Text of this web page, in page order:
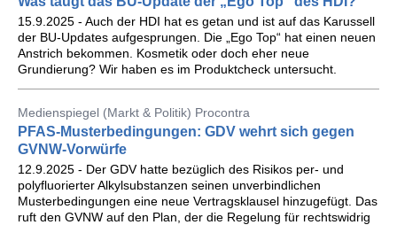
15.9.2025 - Auch der HDI hat es getan und ist auf das Karussell
der BU-Updates aufgesprungen. Die „Ego Top“ hat einen neuen
Anstrich bekommen. Kosmetik oder doch eher neue
Grundierung? Wir haben es im Produktcheck untersucht.
Medienspiegel (Markt & Politik) Procontra
PFAS-Musterbedingungen: GDV wehrt sich gegen
GVNW-Vorwürfe
12.9.2025 - Der GDV hatte bezüglich des Risikos per- und
polyfluorierter Alkylsubstanzen seinen unverbindlichen
Musterbedingungen eine neue Vertragsklausel hinzugefügt. Das
ruft den GVNW auf den Plan, der die Regelung für rechtswidrig